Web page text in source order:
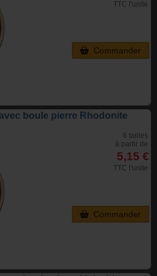
TTC l'unite
Commander
boule pierre Rhodonite
6 tailles
à partir de
5,15 €
TTC l'unite
Commander